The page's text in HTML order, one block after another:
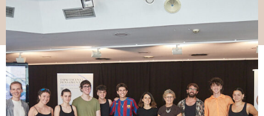
04/07/2025 Arts escèniques